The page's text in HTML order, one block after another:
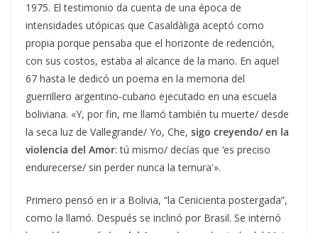
1975. El testimonio da cuenta de una época de
intensidades utópicas que Casaldàliga aceptó como
propia porque pensaba que el horizonte de redención,
con sus costos, estaba al alcance de la mano. En aquel
67 hasta le dedicó un poema en la memoria del
guerrillero argentino-cubano ejecutado en una escuela
boliviana. «Y, por fin, me llamó también tu muerte/ desde
la seca luz de Vallegrande/ Yo, Che, sigo creyendo/ en la
violencia del Amor: tú mismo/ decías que ‘es preciso
endurecerse/ sin perder nunca la ternura'».
Primero pensó en ir a Bolivia, “la Cenicienta postergada”,
como la llamó. Después se inclinó por Brasil. Se internó